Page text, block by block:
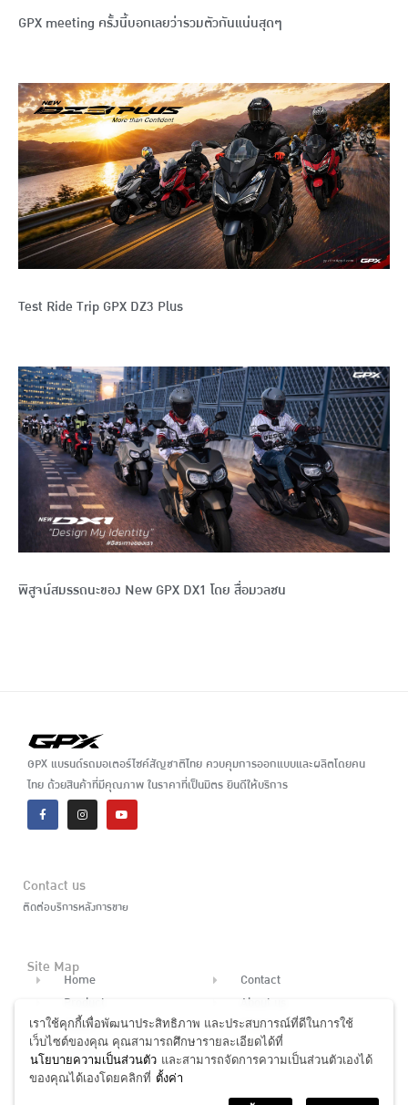
GPX meeting ครั้งนี้บอกเลยว่ารวมตัวกันแน่นสุดๆ
Test Ride Trip GPX DZ3 Plus
พิสูจน์สมรรถนะของ New GPX DX1 โดย สื่อมวลชน
GPX แบรนด์รถมอเตอร์ไซค์สัญชาติไทย ควบคุมการออกแบบและผลิตโดยคน
ไทย ด้วยสินค้าที่มีคุณภาพ ในราคาที่เป็นมิตร ยินดีให้บริการ
Contact us
ติดต่อบริการหลังการขาย
Site Map
Home
Product
News
Dealer
Contact
About us
Finance
เราใช้คุกกี้เพื่อพัฒนาประสิทธิภาพ และประสบการณ์ที่ดีในการใช้
เว็บไซต์ของคุณ คุณสามารถศึกษารายละเอียดได้ที่
นโยบายความเป็นส่วนตัว และสามารถจัดการความเป็นส่วนตัวเองได้
ของคุณได้เองโดยคลิกที่ ตั้งค่า